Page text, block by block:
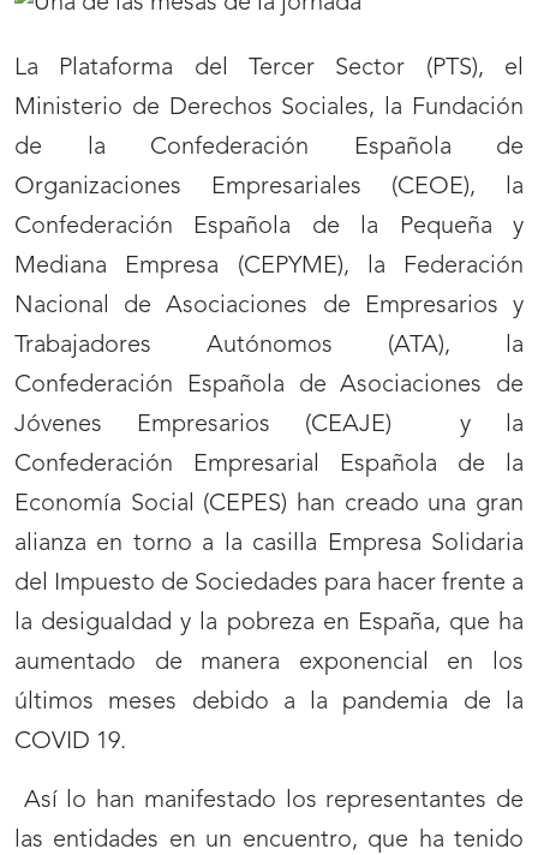
La Plataforma del Tercer Sector (PTS), el
Ministerio de Derechos Sociales, la Fundación
de la Confederación Española de
Organizaciones Empresariales (CEOE), la
Confederación Española de la Pequeña y
Mediana Empresa (CEPYME), la Federación
Nacional de Asociaciones de Empresarios y
Trabajadores Autónomos (ATA), la
Confederación Española de Asociaciones de
Jóvenes Empresarios (CEAJE) y la
Confederación Empresarial Española de la
Economía Social (CEPES) han creado una gran
alianza en torno a la casilla Empresa Solidaria
del Impuesto de Sociedades para hacer frente a
la desigualdad y la pobreza en España, que ha
aumentado de manera exponencial en los
últimos meses debido a la pandemia de la
COVID 19.
Así lo han manifestado los representantes de
las entidades en un encuentro, que ha tenido